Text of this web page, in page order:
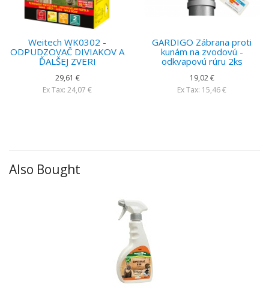
Weitech WK0302 -
ODPUDZOVAČ DIVIAKOV A
ĎALŠEJ ZVERI
29,61 €
Ex Tax: 24,07 €
GARDIGO Zábrana proti
kunám na zvodovú -
odkvapovú rúru 2ks
19,02 €
Ex Tax: 15,46 €
Also Bought